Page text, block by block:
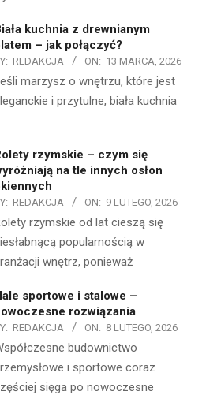
kuchnia z drewnianym
– jak połączyć?
REDAKCJA ON: 13 MARCA, 2026
marzysz o wnętrzu, które jest
i przytulne, biała kuchnia
rzymskie – czym się
na tle innych osłon
REDAKCJA ON: 9 LUTEGO, 2026
rzymskie od lat cieszą się
popularnością w
wnętrz, ponieważ
sportowe i stalowe –
rozwiązania
REDAKCJA ON: 8 LUTEGO, 2026
budownictwo
i sportowe coraz
sięga po nowoczesne